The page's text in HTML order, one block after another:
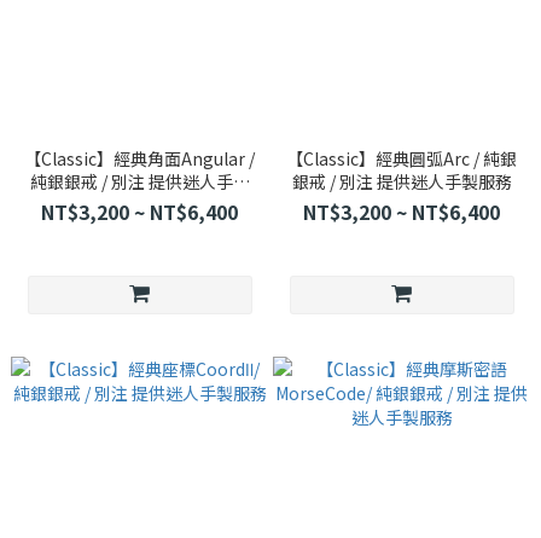
【Classic】經典角面Angular /
純銀銀戒 / 別注 提供迷人手製
服務
NT$3,200 ~ NT$6,400
【Classic】經典圓弧Arc / 純銀
銀戒 / 別注 提供迷人手製服務
NT$3,200 ~ NT$6,400